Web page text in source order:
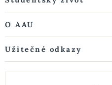
O AAU
Užitečné odkazy